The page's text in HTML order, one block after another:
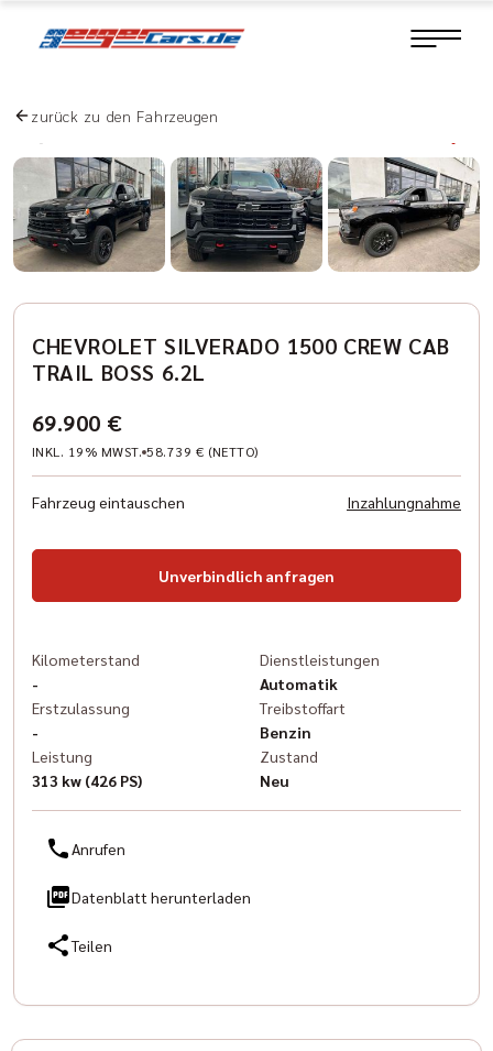
zurück zu den Fahrzeugen
CHEVROLET SILVERADO 1500 CREW CAB
TRAIL BOSS 6.2L
69.900 €
INKL. 19% MWST. 58.739 € (NETTO)
Fahrzeug eintauschen Inzahlungnahme
Unverbindlich anfragen
Kilometerstand
-
Erstzulassung
-
Leistung
313 kw (426 PS)
Dienstleistungen
Automatik
Treibstoffart
Benzin
Zustand
Neu
Anrufen
Datenblatt herunterladen
Teilen